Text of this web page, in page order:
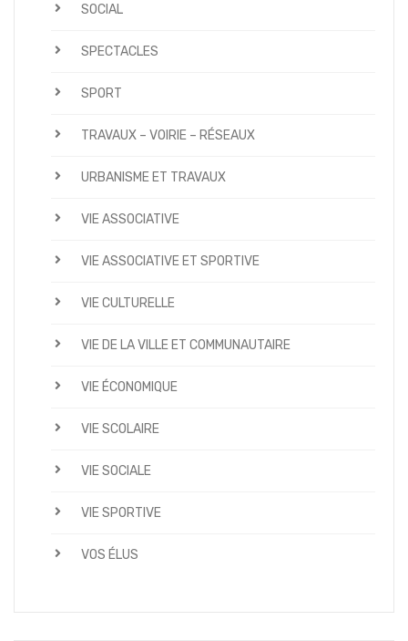
SOCIAL
SPECTACLES
SPORT
TRAVAUX – VOIRIE – RÉSEAUX
URBANISME ET TRAVAUX
VIE ASSOCIATIVE
VIE ASSOCIATIVE ET SPORTIVE
VIE CULTURELLE
VIE DE LA VILLE ET COMMUNAUTAIRE
VIE ÉCONOMIQUE
VIE SCOLAIRE
VIE SOCIALE
VIE SPORTIVE
VOS ÉLUS